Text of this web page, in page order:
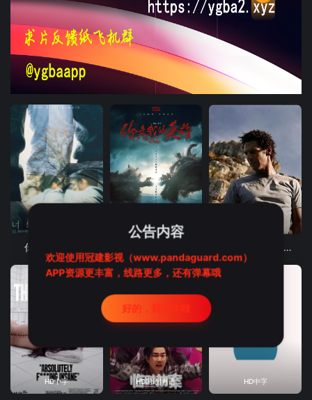
你和我的5分钟 决战豪门3：金钱的代价
HD中字 HD国语|粤语 HD中字
公告内容
欢迎使用冠建影视（www.pandaguard.com）
APP资源更丰富，线路更多，还有弹幕哦
好的，我记住啦